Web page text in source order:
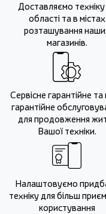
Доставляємо
області та в містах
розташування
магазинів.
Сервісне гарантійне та
гарантійне
для продовження
Вашої техніки.
Налаштовуємо
техніку для більш
користування